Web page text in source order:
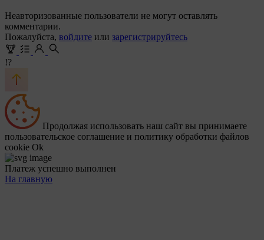
Неавторизованные пользователи не могут оставлять
комментарии.
Пожалуйста, войдите или зарегистрируйтесь
!?
Продолжая использовать наш сайт вы принимаете
пользовательское соглашение и политику обработки файлов
cookie Ok
Платеж успешно выполнен
На главную